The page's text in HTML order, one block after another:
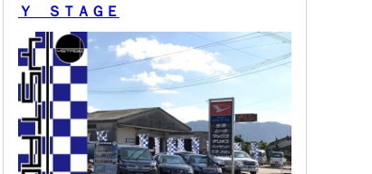
Ｙ ＳＴＡＧＥ